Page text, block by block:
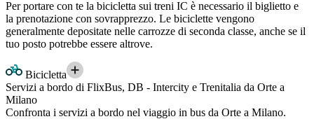
Per portare con te la bicicletta sui treni IC è necessario il biglietto e
la prenotazione con sovrapprezzo. Le biciclette vengono
generalmente depositate nelle carrozze di seconda classe, anche se il
tuo posto potrebbe essere altrove.
Bicicletta
Servizi a bordo di FlixBus, DB - Intercity e Trenitalia da Orte a
Milano
Confronta i servizi a bordo nel viaggio in bus da Orte a Milano.